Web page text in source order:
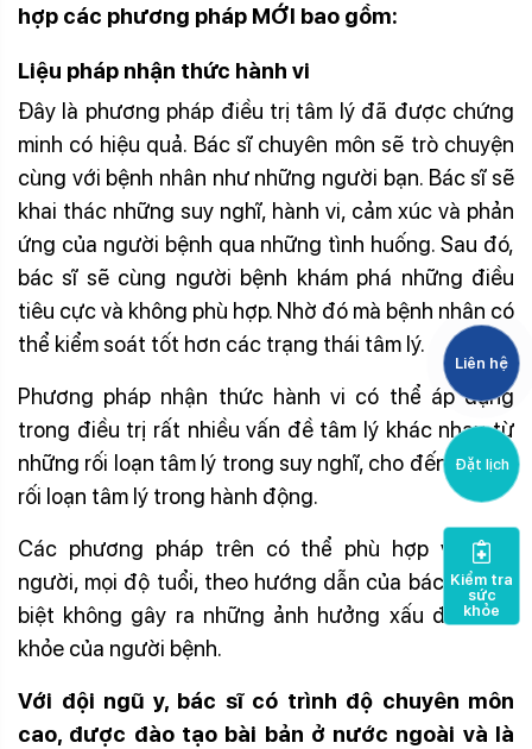
hợp các phương pháp MỚI bao gồm:
Liệu pháp nhận thức hành vi
Đây là phương pháp điều trị tâm lý đã được chứng
minh có hiệu quả. Bác sĩ chuyên môn sẽ trò chuyện
cùng với bệnh nhân như những người bạn. Bác sĩ sẽ
khai thác những suy nghĩ, hành vi, cảm xúc và phản
ứng của người bệnh qua những tình huống. Sau đó,
bác sĩ sẽ cùng người bệnh khám phá những điều
tiêu cực và không phù hợp. Nhờ đó mà bệnh nhân có
thể kiểm soát tốt hơn các trạng thái tâm lý.
Phương pháp nhận thức hành vi có thể áp dụng
trong điều trị rất nhiều vấn đề tâm lý khác nhau từ
những rối loạn tâm lý trong suy nghĩ, cho đến những
rối loạn tâm lý trong hành động.
Các phương pháp trên có thể phù hợp với mọi
người, mọi độ tuổi, theo hướng dẫn của bác sĩ. Đặc
biệt không gây ra những ảnh hưởng xấu đến sức
khỏe của người bệnh.
Với đội ngũ y, bác sĩ có trình độ chuyên môn
cao, được đào tạo bài bản ở nước ngoài và là
Liên hệ
Đặt lịch
Kiểm tra
sức
khỏe